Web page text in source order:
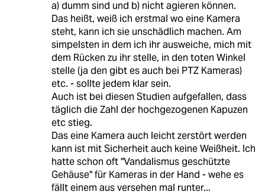
a) dumm sind und b) nicht agieren können.
Das heißt, weiß ich erstmal wo eine Kamera
steht, kann ich sie unschädlich machen. Am
simpelsten in dem ich ihr ausweiche, mich mit
dem Rücken zu ihr stelle, in den toten Winkel
stelle (ja den gibt es auch bei PTZ Kameras)
etc. - sollte jedem klar sein.
Auch ist bei diesen Studien aufgefallen, dass
täglich die Zahl der hochgezogenen Kapuzen
etc stieg.
Das eine Kamera auch leicht zerstört werden
kann ist mit Sicherheit auch keine Weißheit. Ich
hatte schon oft "Vandalismus geschützte
Gehäuse" für Kameras in der Hand - wehe es
fällt einem aus versehen mal runter...